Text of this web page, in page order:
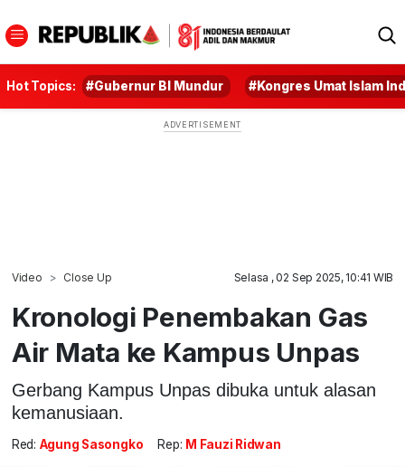
Hot Topics: #Gubernur BI Mundur #Kongres Umat Islam
Video Close Up Selasa , 02 Sep 2025, 10:41 WIB
Kronologi Penembakan Gas
Air Mata ke Kampus Unpas
Gerbang Kampus Unpas dibuka untuk alasan
kemanusiaan.
Red: Agung Sasongko Rep: M Fauzi Ridwan